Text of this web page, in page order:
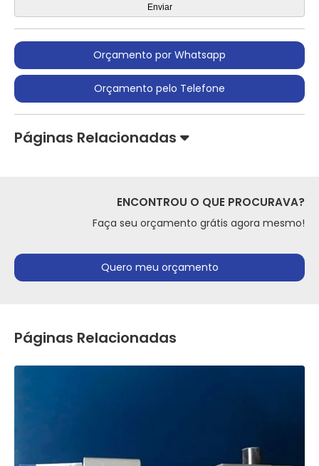
Orçamento por Whatsapp
Orçamento pelo Telefone
Páginas Relacionadas
ENCONTROU O QUE PROCURAVA?
Faça seu orçamento grátis agora mesmo!
Quero meu orçamento
Páginas Relacionadas